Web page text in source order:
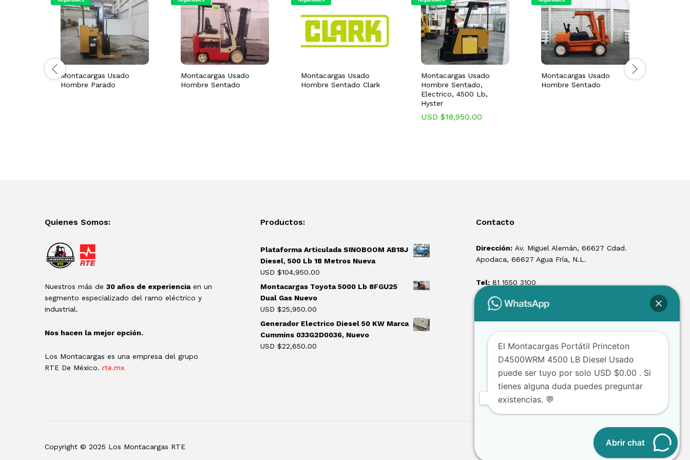
Montacargas Usado
Hombre Parado
Montacargas Usado
Hombre Sentado
Montacargas Usado
Hombre Sentado Clark
Montacargas Usado
Hombre Sentado,
Electrico, 4500 Lb,
Hyster
USD $18,950.00
Montacargas Usado
Hombre Sentado
Quienes Somos:
Nuestros más de 30 años de experienciaen un
segmento especializado del ramo eléctrico y
industrial.
Nos hacen la mejor opción.
Los Montacargas es una empresa del grupo
RTE De México. rte.mx
Productos:
Plataforma Articulada SINOBOOM AB18J
Diesel, 500 Lb 18 Metros Nueva
USD $104,950.00
Montacargas Toyota 5000 Lb 8FGU25
Dual Gas Nuevo
USD $25,950.00
Generador Electrico Diesel 50 KW Marca
Cummins 033G2D0036, Nuevo
USD $22,650.00
Contacto
Dirección: Av. Miguel Alemán, 66627 Cdad.
Apodaca, 66627 Agua Fría, N.L.
Tel: 81 1550 3100
ventas@losmontacargas.mx
Copyright © 2025 Los Montacargas RTE
El Montacargas Portátil Princeton
D4500WRM 4500 LB Diesel Usado
puede ser tuyo por solo USD $0.00 . Si
tienes alguna duda puedes preguntar
existencias. 💬
Abrir chat